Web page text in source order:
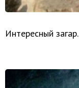
Интересный загар.